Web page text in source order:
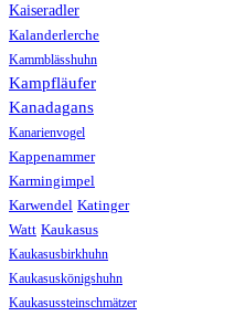
Kaiseradler
Kalanderlerche
Kammblässhuhn
Kampfläufer
Kanadagans
Kanarienvogel
Kappenammer
Karmingimpel
Karwendel Katinger
Watt Kaukasus
Kaukasusbirkhuhn
Kaukasuskönigshuhn
Kaukasussteinschmätzer